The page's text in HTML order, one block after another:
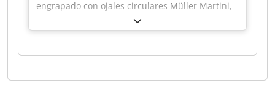
engrapado con ojales circulares Müller Martini,
modelo 0249. Dcodpfxjh Rayze Ab Sok